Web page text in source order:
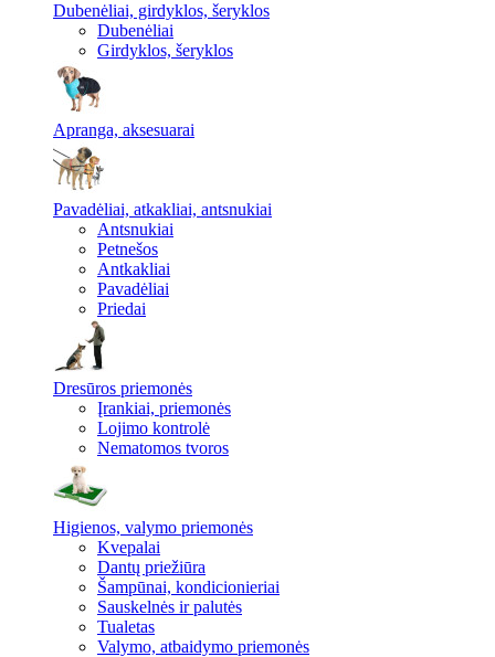
Dubenėliai, girdyklos, šeryklos
Dubenėliai
Girdyklos, šeryklos
Apranga, aksesuarai
Pavadėliai, atkakliai, antsnukiai
Antsnukiai
Petnešos
Antkakliai
Pavadėliai
Priedai
Dresūros priemonės
Įrankiai, priemonės
Lojimo kontrolė
Nematomos tvoros
Higienos, valymo priemonės
Kvepalai
Dantų priežiūra
Šampūnai, kondicionieriai
Sauskelnės ir palutės
Tualetas
Valymo, atbaidymo priemonės